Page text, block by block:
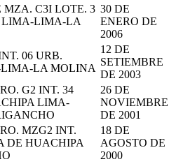
C3I LOTE. 3
LIMA-LIMA-LA
30 DE
ENERO DE
2006
06 URB.
LA MOLINA
12 DE
SETIEMBRE
DE 2003
G2 INT. 34
LIMA-
26 DE
NOVIEMBRE
DE 2001
MZG2 INT.
DE HUACHIPA
18 DE
AGOSTO DE
2000